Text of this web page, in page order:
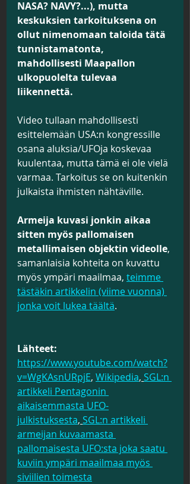
NASA? NAVY?...), mutta
keskuksien tarkoituksena on
ollut nimenomaan taloida tätä
tunnistamatonta,
mahdollisesti Maapallon
ulkopuolelta tulevaa
liikennettä.
Video tullaan mahdollisesti
esittelemään USA:n kongressille
osana aluksia/UFOja koskevaa
kuulentaa, mutta tämä ei ole vielä
varmaa. Tarkoitus se on kuitenkin
julkaista ihmisten nähtäville.
Armeija kuvasi jonkin aikaa
sitten myös pallomaisen
metallimaisen objektin videolle,
samanlaisia kohteita on kuvattu
myös ympäri maailmaa, teimme
tästäkin artikkelin (viime vuonna)
jonka voit lukea täältä.
Lähteet:
https://www.youtube.com/watch?
v=WgKAsnURpjE, Wikipedia, SGL:n
artikkeli Pentagonin
aikaisemmasta UFO-
julkistuksesta, SGL:n artikkeli
armeijan kuvaamasta
pallomaisesta UFO:sta joka saatu
kuviin ympäri maailmaa myös
siviilien toimesta